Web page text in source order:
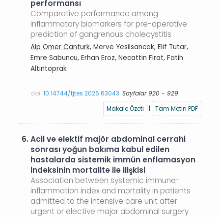
performansı
Comparative performance among
inflammatory biomarkers for pre-operative
prediction of gangrenous cholecystitis
Alp Omer Canturk, Merve Yesilsancak, Elif Tutar,
Emre Sabuncu, Erhan Eroz, Necattin Firat, Fatih
Altintoprak
doi:10.14744/tjtes.2026.63043 Sayfalar 920 - 929
Makale Özeti
| Tam Metin PDF
6.Acil ve elektif majör abdominal cerrahi
sonrası yoğun bakıma kabul edilen
hastalarda sistemik immün enflamasyon
indeksinin mortalite ile ilişkisi
Association between systemic immune-
inflammation index and mortality in patients
admitted to the intensive care unit after
urgent or elective major abdominal surgery